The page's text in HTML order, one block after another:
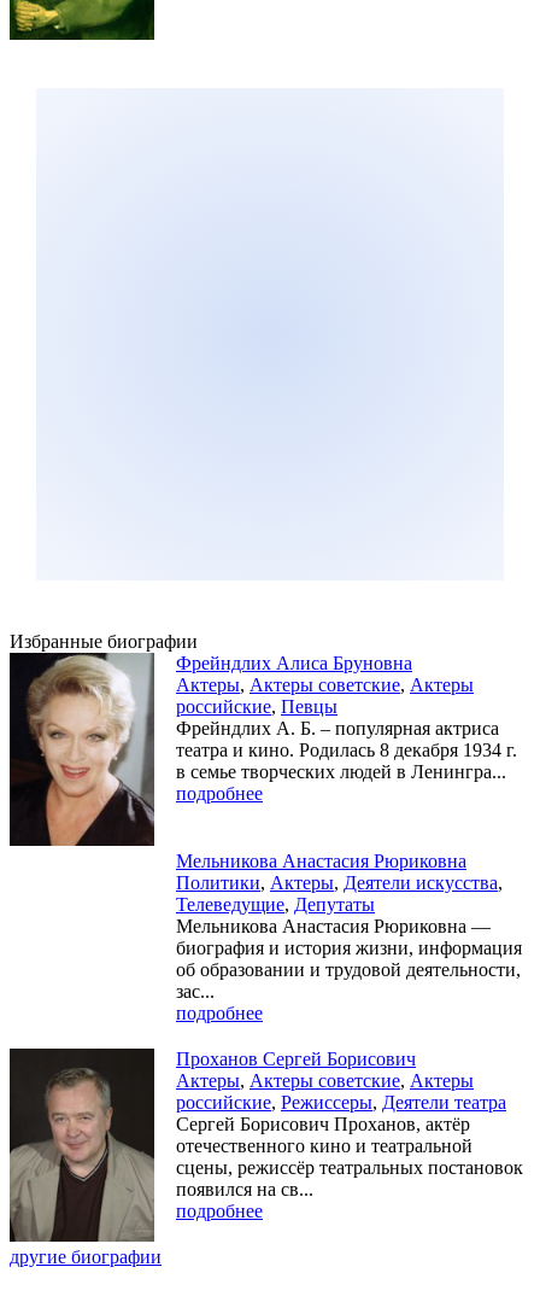
Избранные биографии
Фрейндлих Алиса Бруновна
Актеры, Актеры советские, Актеры
российские, Певцы
Фрейндлих А. Б. – популярная актриса
театра и кино. Родилась 8 декабря 1934 г.
в семье творческих людей в Ленингра...
подробнее
Мельникова Анастасия Рюриковна
Политики, Актеры, Деятели искусства,
Телеведущие, Депутаты
Мельникова Анастасия Рюриковна —
биография и история жизни, информация
об образовании и трудовой деятельности,
зас...
подробнее
Проханов Сергей Борисович
Актеры, Актеры советские, Актеры
российские, Режиссеры, Деятели театра
Сергей Борисович Проханов, актёр
отечественного кино и театральной
сцены, режиссёр театральных постановок
появился на св...
подробнее
другие биографии